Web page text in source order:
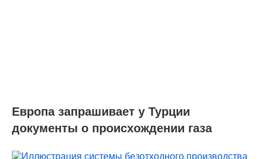
Европа запрашивает у Турции
документы о происхождении газа